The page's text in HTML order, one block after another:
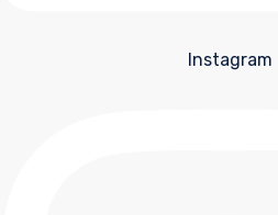
Instagram